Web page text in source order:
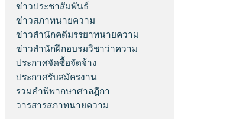
ข่าวประชาสัมพันธ์
ข่าวสภาทนายความ
ข่าวสำนักคดีมรรยาทนายความ
ข่าวสำนักฝึกอบรมวิชาว่าความ
ประกาศจัดซื้อจัดจ้าง
ประกาศรับสมัครงาน
รวมคำพิพากษาศาลฎีกา
วารสารสภาทนายความ